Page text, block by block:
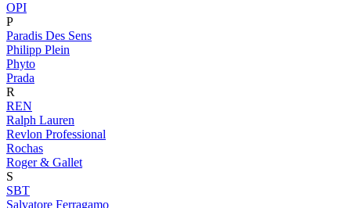
OPI
P
Paradis Des Sens
Philipp Plein
Phyto
Prada
R
REN
Ralph Lauren
Revlon Professional
Rochas
Roger & Gallet
S
SBT
Salvatore Ferragamo